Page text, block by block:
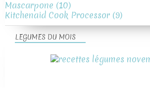
Mascarpone (10)
Kitchenaid Cook Processor (9)
LEGUMES DU MOIS